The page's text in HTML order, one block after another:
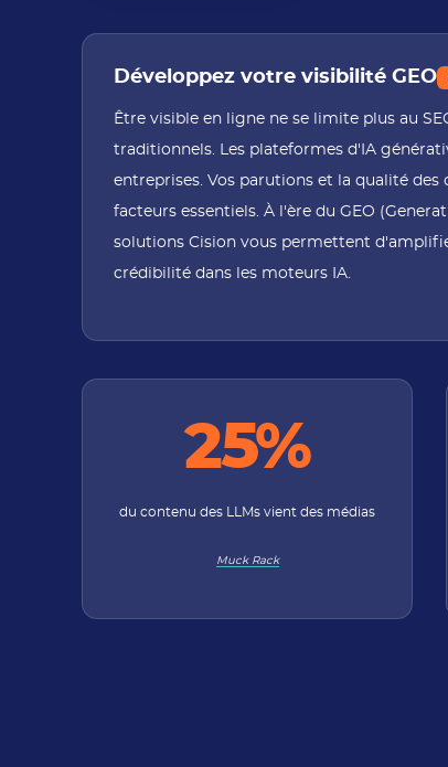
Développez votre visibilité GEO
Être visible en ligne ne se limite plus au
traditionnels. Les plateformes d'IA
entreprises. Vos parutions et la qualité
facteurs essentiels. À l'ère du GEO
solutions Cision vous permettent
crédibilité dans les moteurs IA.
25%
du contenu des LLMs vient des médias
Muck Rack